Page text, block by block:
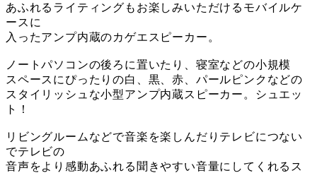
あふれるライティングもお楽しみいただけるモバイルケ
ースに
入ったアンプ内蔵のカゲエスピーカー。
ノートパソコンの後ろに置いたり、寝室などの小規模
スペースにぴったりの白、黒、赤、パールピンクなどの
スタイリッシュな小型アンプ内蔵スピーカー。シュエッ
ト！
リビングルームなどで音楽を楽しんだりテレビにつない
でテレビの
音声をより感動あふれる聞きやすい音量にしてくれるス